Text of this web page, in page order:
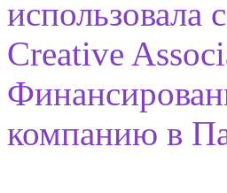
использовала
Creative
компанию в